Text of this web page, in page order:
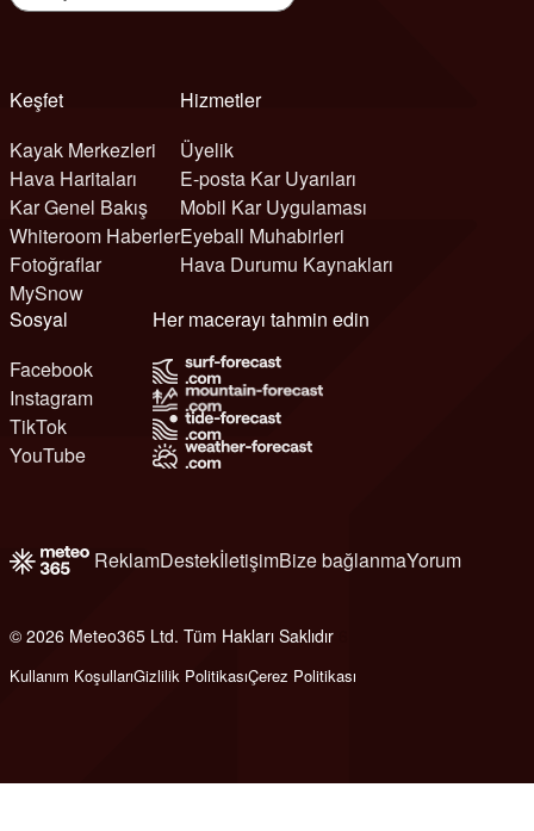
Keşfet
Kayak Merkezleri
Hava Haritaları
Kar Genel Bakış
Whiteroom Haberler
Fotoğraflar
MySnow
Hizmetler
Üyelik
E-posta Kar Uyarıları
Mobil Kar Uygulaması
Eyeball Muhabirleri
Hava Durumu Kaynakları
Sosyal
Facebook
Instagram
TikTok
YouTube
Her macerayı tahmin edin
ReklamDestekİletişimBize bağlanmaYorum
© 2026 Meteo365 Ltd. Tüm Hakları Saklıdır
Kullanım KoşullarıGizlilik PolitikasıÇerez Politikası